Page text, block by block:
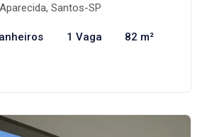
Santos-SP
1 Vaga 82 m²